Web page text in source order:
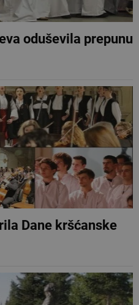
oduševila prepunu
Dane kršćanske